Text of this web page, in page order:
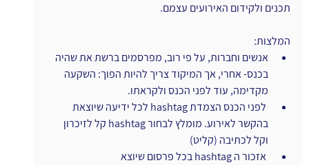
תכנים ולקידום האירועים עצמם.
המלצות:
אנשים וחברות, על פי רוב, מפרסמים ברשת את שהיה
בכנס- אחרי, אך המיקוד צריך להיות הפוך: השקעה
מקדימה, עוד לפני הכנס ולקראתו.
לפני הכנס הצמדת hashtag לכל ידיעה שיוצאת
בהקשר לאירוע. מומלץ לבחור hashtag קל לזיכרון
וקל לכתיבה (קליט)